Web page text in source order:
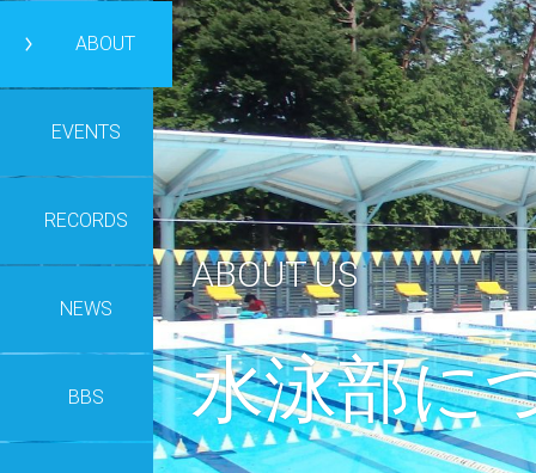
󿾡 ABOUT
EVENTS
RECORDS
NEWS
BBS
ABOUT US
水泳部に